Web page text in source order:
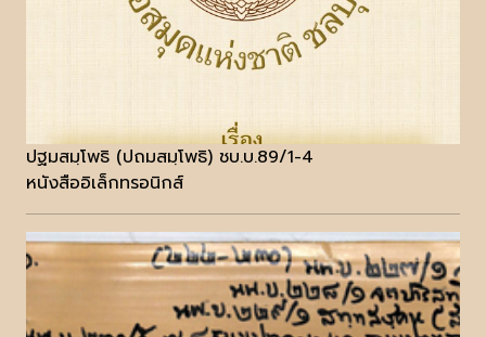
ปฐมสมฺโพธิ (ปถมสมฺโพธิ) ชบ.บ.89/1-4
หนังสืออิเล็กทรอนิกส์